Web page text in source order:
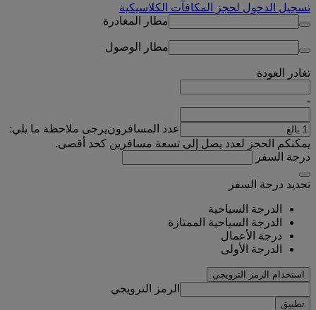
تسجيل الدخول لحجز المكافآت الكلاسيكية
مطار المغادرة
مطار الوصول
تغادر العودة
-
عدد المسافرونيرجى ملاحظة ما يلي:
يمكنكم الحجز لعدد يصل إلى تسعة مسافرين كحد أقصى.
درجة السفر
تحديد درجة السفر
الدرجة السياحية
الدرجة السياحية الممتازة
درجة الأعمال
الدرجة الأولى
استخدام الرمز الترويجي
الرمز الترويجي
تطبيق